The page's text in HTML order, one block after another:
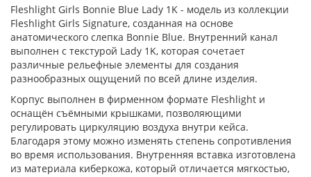
Fleshlight Girls Bonnie Blue Lady 1K - модель из коллекции
Fleshlight Girls Signature, созданная на основе
анатомического слепка Bonnie Blue. Внутренний канал
выполнен с текстурой Lady 1K, которая сочетает
различные рельефные элементы для создания
разнообразных ощущений по всей длине изделия.
Корпус выполнен в фирменном формате Fleshlight и
оснащён съёмными крышками, позволяющими
регулировать циркуляцию воздуха внутри кейса.
Благодаря этому можно изменять степень сопротивления
во время использования. Внутренняя вставка изготовлена
из материала киберкожа, который отличается мягкостью,